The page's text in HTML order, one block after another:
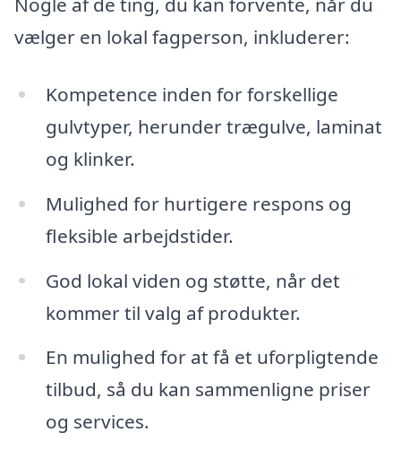
vælger en lokal fagperson, inkluderer:
Kompetence inden for forskellige
gulvtyper, herunder trægulve, laminat
og klinker.
Mulighed for hurtigere respons og
fleksible arbejdstider.
God lokal viden og støtte, når det
kommer til valg af produkter.
En mulighed for at få et uforpligtende
tilbud, så du kan sammenligne priser
og services.